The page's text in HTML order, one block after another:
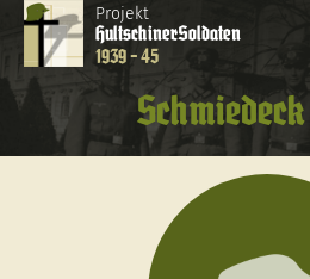
Projekt
HultschinerSoldaten
1939 - 45